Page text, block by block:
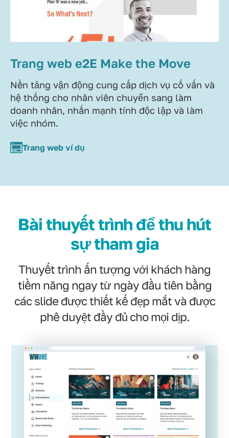
Trang web e2E Make the Move
Nền tảng vận động cung cấp dịch vụ cố vấn và
hệ thống cho nhân viên chuyển sang làm
doanh nhân, nhấn mạnh tính độc lập và làm
việc nhóm.
Trang web ví dụ
Bài thuyết trình để thu hút
sự tham gia
Thuyết trình ấn tượng với khách hàng
tiềm năng ngay từ ngày đầu tiên bằng
các slide được thiết kế đẹp mắt và được
phê duyệt đầy đủ cho mọi dịp.